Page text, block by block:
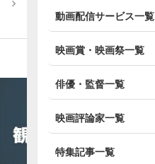
動画配信サービス一覧
映画賞・映画祭一覧
俳優・監督一覧
映画評論家一覧
特集記事一覧